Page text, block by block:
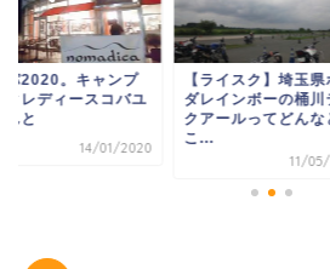
イスク】埼玉県ホン
インボーの桶川テッ
ールってどんなと
ストレングスファイ
ーを使って自分の強
可視化しました